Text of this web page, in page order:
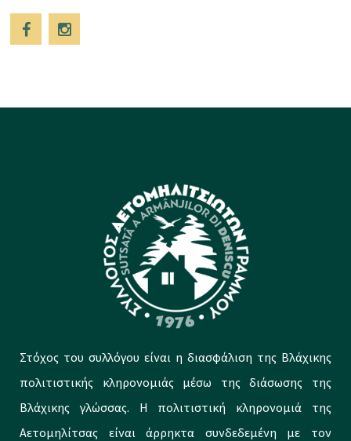
Στόχος του συλλόγου είναι η διασφάλιση της Βλάχικης
πολιτιστικής κληρονομιάς μέσω της διάσωσης της
Βλάχικης γλώσσας. Η πολιτιστική κληρονομιά της
Αετομηλίτσας είναι άρρηκτα συνδεδεμένη με τον